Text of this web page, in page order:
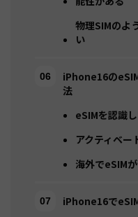
物理SIMのよ
い
iPhone16の
法
eSIMを認識
アクティベー
海外でeSIM
iPhone16で